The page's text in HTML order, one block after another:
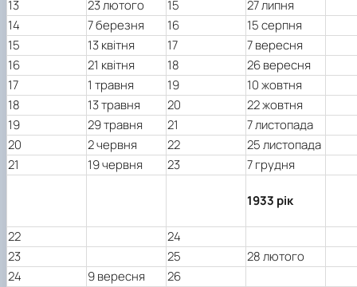
13
23 лютого 15
27 липня
14
7 березня 16
15 серпня
15
13 квітня 17
7 вересня
16
21 квітня 18
26 вересня
17
1 травня 19
10 жовтня
18
13 травня 20
22 жовтня
19
29 травня 21
7 листопада
20
2 червня 22
25 листопада
21
19 червня 23 7 грудня
1933 рік
22
24
23
25
28 лютого
24
9 вересня
26